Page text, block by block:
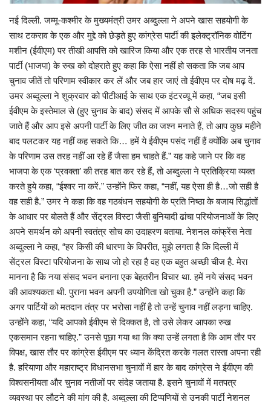
करियर
नई दिल्ली. जम्मू-कश्मीर के मुख्यमंत्री उमर अब्दुल्ला ने अपने खास सहयोगी के
साथ टकराव के एक और मुद्दे को छेड़ते हुए कांग्रेस पार्टी की इलेक्ट्रॉनिक वोटिंग
मशीन (ईवीएम) पर तीखी आपत्ति को खारिज किया और एक तरह से भारतीय जनता
पार्टी (भाजपा) के रुख को दोहराते हुए कहा कि ऐसा नहीं हो सकता कि जब आप
चुनाव जीतें तो परिणाम स्वीकार कर लें और जब हार जाएं तो ईवीएम पर दोष मढ़ दें.
उमर अब्दुल्ला ने शुक्रवार को पीटीआई के साथ एक इंटरव्यू में कहा, “जब इसी
ईवीएम के इस्तेमाल से (हुए चुनाव के बाद) संसद में आपके सौ से अधिक सदस्य पहुंच
जाते हैं और आप इसे अपनी पार्टी के लिए जीत का जश्न मनाते हैं, तो आप कुछ महीने
बाद पलटकर यह नहीं कह सकते कि… हमें ये ईवीएम पसंद नहीं हैं क्योंकि अब चुनाव
के परिणाम उस तरह नहीं आ रहे हैं जैसा हम चाहते हैं.” यह कहे जाने पर कि वह
भाजपा के एक ‘प्रवक्ता’ की तरह बात कर रहे हैं, तो अब्दुल्ला ने प्रतिक्रिया व्यक्त
करते हुये कहा, “ईश्वर ना करें.” उन्होंने फिर कहा, “नहीं, यह ऐसा ही है…जो सही है
वह सही है.” उमर ने कहा कि वह गठबंधन सहयोगी के प्रति निष्ठा के बजाय सिद्धांतों
के आधार पर बोलते हैं और सेंट्रल विस्टा जैसी बुनियादी ढांचा परियोजनाओं के लिए
अपने समर्थन को अपनी स्वतंत्र सोच का उदाहरण बताया. नेशनल कांफ्रेंस नेता
अब्दुल्ला ने कहा, “हर किसी की धारणा के विपरीत, मुझे लगता है कि दिल्ली में
सेंट्रल विस्टा परियोजना के साथ जो हो रहा है वह एक बहुत अच्छी चीज है. मेरा
मानना ​​है कि नया संसद भवन बनाना एक बेहतरीन विचार था. हमें नये संसद भवन
की आवश्यकता थी. पुराना भवन अपनी उपयोगिता खो चुका है.” उन्होंने कहा कि
अगर पार्टियों को मतदान तंत्र पर भरोसा नहीं है तो उन्हें चुनाव नहीं लड़ना चाहिए.
उन्होंने कहा, “यदि आपको ईवीएम से दिक्कत है, तो उसे लेकर आपका रुख
एकसमान रहना चाहिए.” उनसे पूछा गया था कि क्या उन्हें लगता है कि आम तौर पर
विपक्ष, खास तौर पर कांग्रेस ईवीएम पर ध्यान केंद्रित करके गलत रास्ता अपना रही
है. हरियाणा और महाराष्ट्र विधानसभा चुनावों में हार के बाद कांग्रेस ने ईवीएम की
विश्वसनीयता और चुनाव नतीजों पर संदेह जताया है. इसने चुनावों में मतपत्र
व्यवस्था पर लौटने की मांग की है. अब्दुल्ला की टिप्पणियों से उनकी पार्टी नेशनल